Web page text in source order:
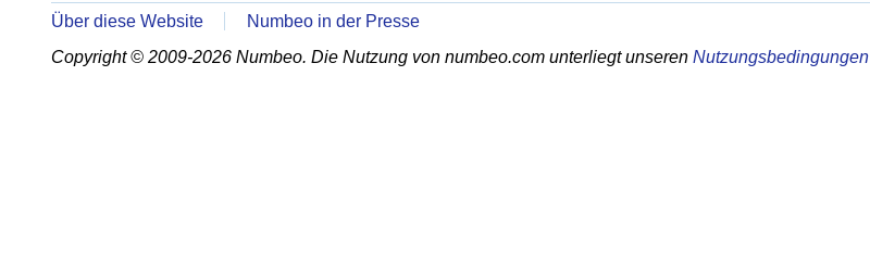
Über diese Website
Numbeo in der Presse
Copyright © 2009-2026 Numbeo. Die Nutzung von numbeo.com unterliegt unseren Nutzungsbedingungen